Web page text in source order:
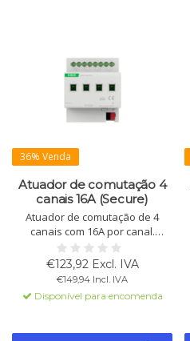
36% Venda
Atuador de comutação 4
canais 16A (Secure)
Atuador de comutação de 4
canais com 16A por canal.
Suporta comunicação KNX
Secure. Ideal para iluminação,
aquecimento e sinalização com
controle manual e lógico.
€123,92 Excl. IVA
€149,94 Incl. IVA
Disponível para encomenda